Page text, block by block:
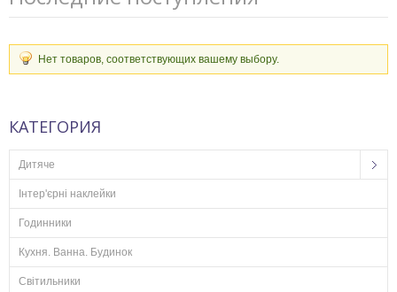
Нет товаров, соответствующих вашему выбору.
КАТЕГОРИЯ
Дитяче
Інтер'єрні наклейки
Годинники
Кухня. Ванна. Будинок
Світильники